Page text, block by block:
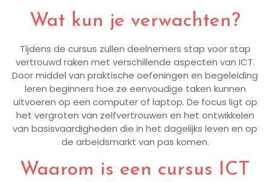
Wat kun je verwachten?
Tijdens de cursus zullen deelnemers stap voor stap
vertrouwd raken met verschillende aspecten van ICT.
Door middel van praktische oefeningen en begeleiding
leren beginners hoe ze eenvoudige taken kunnen
uitvoeren op een computer of laptop. De focus ligt op
het vergroten van zelfvertrouwen en het ontwikkelen
van basisvaardigheden die in het dagelijks leven en op
de arbeidsmarkt van pas komen.
Waarom is een cursus ICT